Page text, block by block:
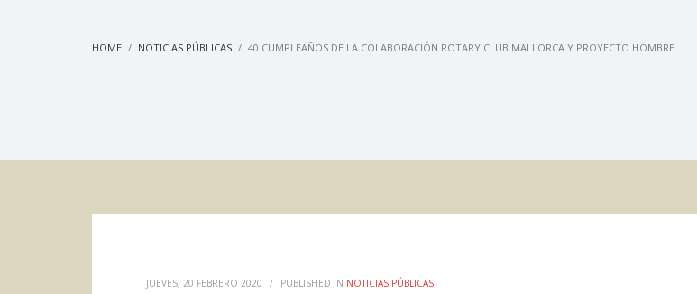
HOME NOTICIAS PÚBLICAS 40 CUMPLEAÑOS DE LA COLABORACIÓN ROTARY CLUB MALLORCA Y PROYECTO HOMBRE
JUEVES, 20 FEBRERO 2020 / PUBLISHED IN NOTICIAS PÚBLICAS